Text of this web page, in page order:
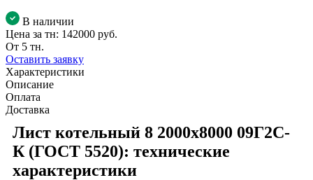
В наличии
Цена за тн: 142000 руб.
От 5 тн.
Оставить заявку
Характеристики
Описание
Оплата
Доставка
Лист котельный 8 2000х8000 09Г2С-
К (ГОСТ 5520): технические
характеристики